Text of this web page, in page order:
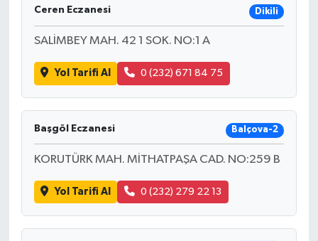
Ceren Eczanesi Dikili
SALİMBEY MAH. 42 1 SOK. NO:1 A
Yol Tarifi Al 0 (232) 671 84 75
Başgöl Eczanesi Balçova-2
KORUTÜRK MAH. MİTHATPAŞA CAD. NO:259 B
Yol Tarifi Al 0 (232) 279 22 13
SAĞLIK
EĞİTİM
BÖLGE
POPÜLER
DÜNYA